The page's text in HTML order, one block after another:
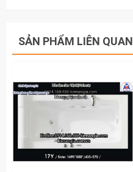
SẢN PHẨM LIÊN QUAN